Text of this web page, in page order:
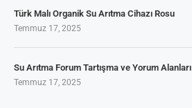
Türk Malı Organik Su Arıtma Cihazı Rosu
Temmuz 17, 2025
Su Arıtma Forum Tartışma ve Yorum Alanları
Temmuz 17, 2025